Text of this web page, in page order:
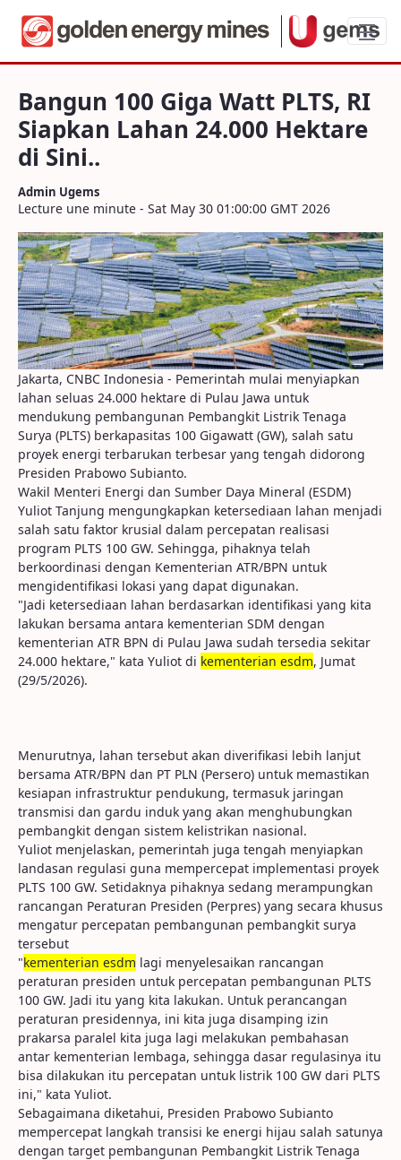
Bangun 100 Giga Watt PLTS, RI Siapkan
Bangun 100 Giga Watt PLTS, RI
Siapkan Lahan 24.000 Hektare
di Sini..
Admin Ugems
Lecture une minute - Sat May 30 01:00:00 GMT 2026
Jakarta, CNBC Indonesia - Pemerintah mulai menyiapkan
lahan seluas 24.000 hektare di Pulau Jawa untuk
mendukung pembangunan Pembangkit Listrik Tenaga
Surya (PLTS) berkapasitas 100 Gigawatt (GW), salah satu
proyek energi terbarukan terbesar yang tengah didorong
Presiden Prabowo Subianto.
Wakil Menteri Energi dan Sumber Daya Mineral (ESDM)
Yuliot Tanjung mengungkapkan ketersediaan lahan menjadi
salah satu faktor krusial dalam percepatan realisasi
program PLTS 100 GW. Sehingga, pihaknya telah
berkoordinasi dengan Kementerian ATR/BPN untuk
mengidentifikasi lokasi yang dapat digunakan.
"Jadi ketersediaan lahan berdasarkan identifikasi yang kita
lakukan bersama antara kementerian SDM dengan
kementerian ATR BPN di Pulau Jawa sudah tersedia sekitar
24.000 hektare," kata Yuliot di kementerian esdm, Jumat
(29/5/2026).
Menurutnya, lahan tersebut akan diverifikasi lebih lanjut
bersama ATR/BPN dan PT PLN (Persero) untuk memastikan
kesiapan infrastruktur pendukung, termasuk jaringan
transmisi dan gardu induk yang akan menghubungkan
pembangkit dengan sistem kelistrikan nasional.
Yuliot menjelaskan, pemerintah juga tengah menyiapkan
landasan regulasi guna mempercepat implementasi proyek
PLTS 100 GW. Setidaknya pihaknya sedang merampungkan
rancangan Peraturan Presiden (Perpres) yang secara khusus
mengatur percepatan pembangunan pembangkit surya
tersebut
"kementerian esdm lagi menyelesaikan rancangan
peraturan presiden untuk percepatan pembangunan PLTS
100 GW. Jadi itu yang kita lakukan. Untuk perancangan
peraturan presidennya, ini kita juga disamping izin
prakarsa paralel kita juga lagi melakukan pembahasan
antar kementerian lembaga, sehingga dasar regulasinya itu
bisa dilakukan itu percepatan untuk listrik 100 GW dari PLTS
ini," kata Yuliot.
Sebagaimana diketahui, Presiden Prabowo Subianto
mempercepat langkah transisi ke energi hijau salah satunya
dengan target pembangunan Pembangkit Listrik Tenaga